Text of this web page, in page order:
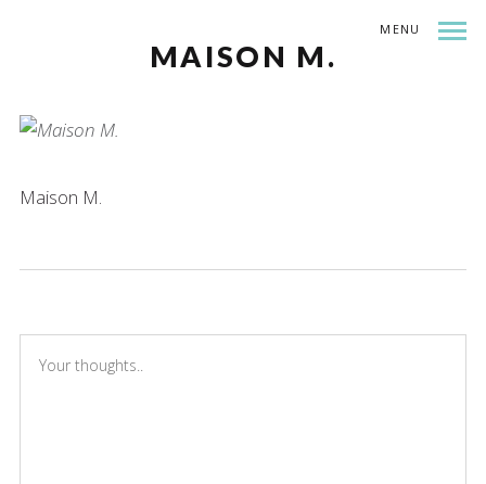
MENU
MAISON M.
Maison M.
THERE ARE NO COMMENTS